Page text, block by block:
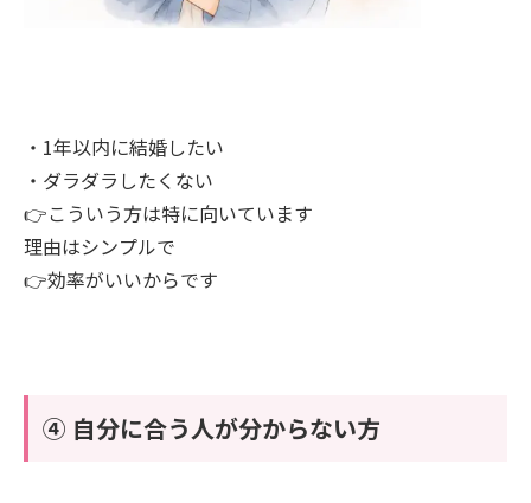
・1年以内に結婚したい
・ダラダラしたくない
👉こういう方は特に向いています
理由はシンプルで
👉効率がいいからです
④ 自分に合う人が分からない方